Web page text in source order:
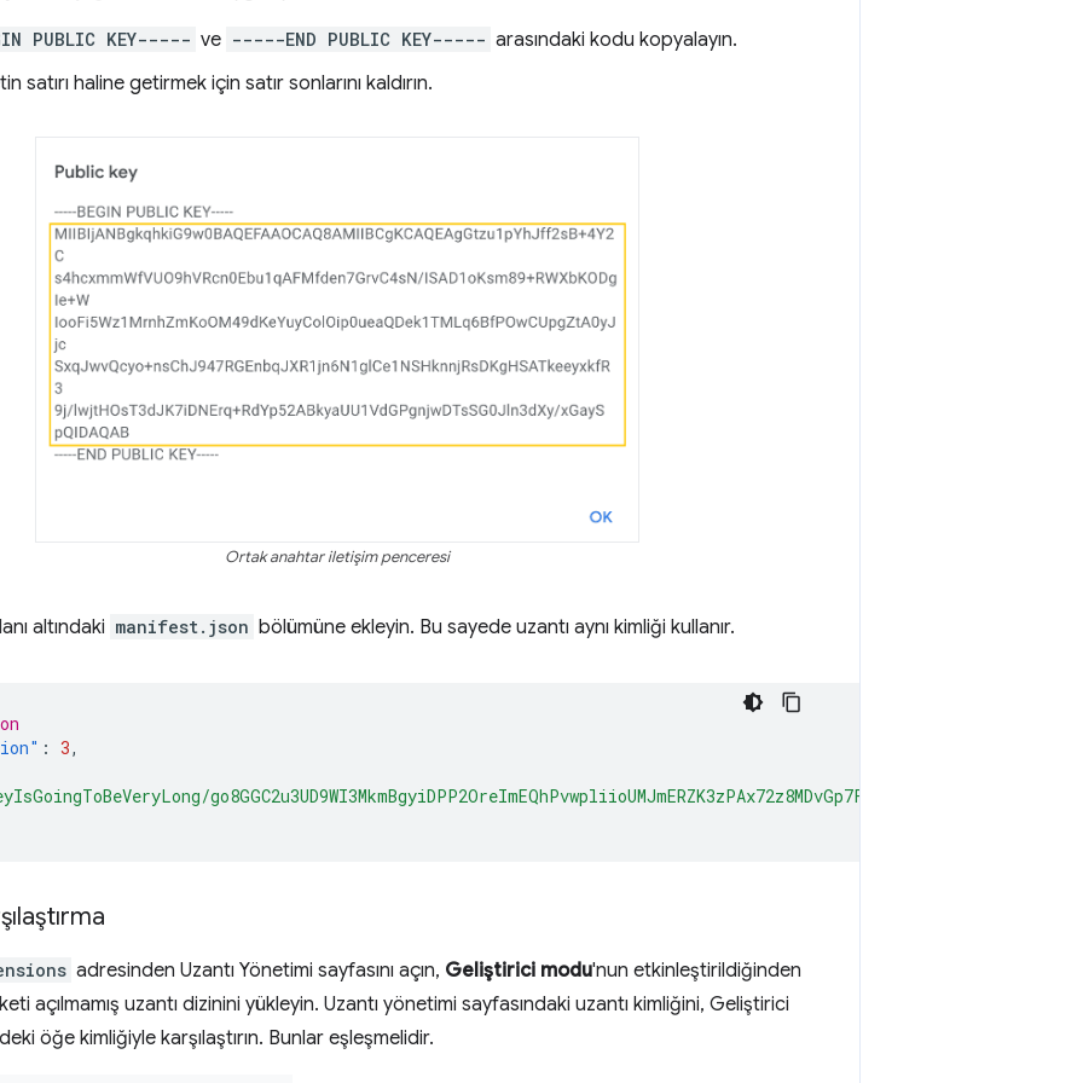
PUBLIC KEY----- ve -----END PUBLIC KEY----- arasındaki kodu kopyalayın.
satırı haline getirmek için satır sonlarını kaldırın.
Ortak anahtar iletişim penceresi
altındaki manifest.json bölümüne ekleyin. Bu sayede uzantı aynı kimliği kullanır.
: 3,
adresinden Uzantı Yönetimi sayfasını açın, Geliştirici modu'nun etkinleştirildiğinden
açılmamış uzantı dizinini yükleyin. Uzantı yönetimi sayfasındaki uzantı kimliğini, Geliştirici
öğe kimliğiyle karşılaştırın. Bunlar eşleşmelidir.